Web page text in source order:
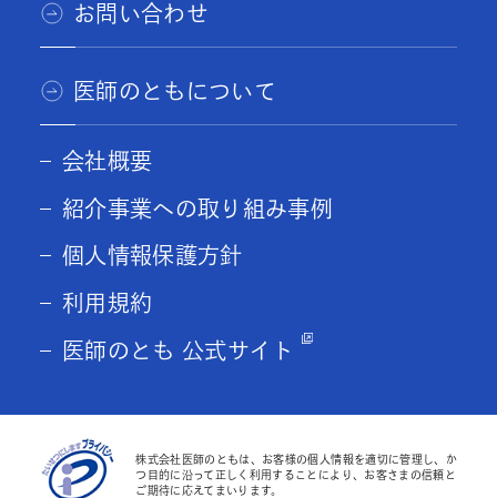
お問い合わせ
医師のともについて
会社概要
紹介事業への取り組み事例
個人情報保護方針
利用規約
医師のとも 公式サイト
株式会社医師のともは、お客様の個人情報を適切に管理し、か
つ目的に沿って正しく利用することにより、お客さまの信頼と
ご期待に応えてまいります。